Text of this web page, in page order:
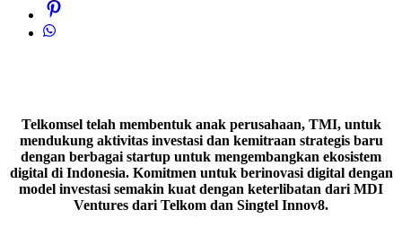
Telkomsel telah membentuk anak perusahaan, TMI, untuk
mendukung aktivitas investasi dan kemitraan strategis baru
dengan berbagai startup untuk mengembangkan ekosistem
digital di Indonesia. Komitmen untuk berinovasi digital dengan
model investasi semakin kuat dengan keterlibatan dari MDI
Ventures dari Telkom dan Singtel Innov8.